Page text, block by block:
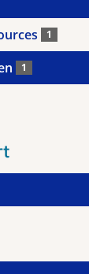
1
1